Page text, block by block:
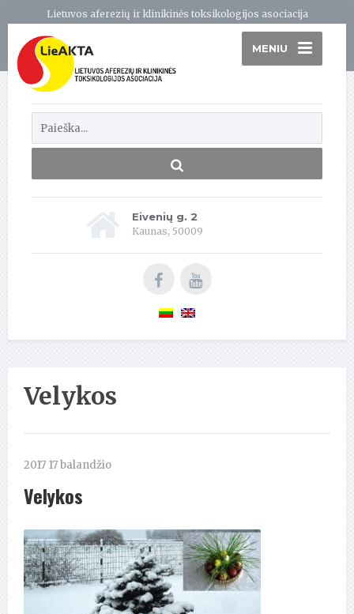
Lietuvos aferezių ir klinikinės toksikologijos asociacija
MENIU
Eivenių g. 2
Kaunas, 50009
Velykos
2017 17 balandžio
Velykos